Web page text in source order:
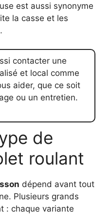
est aussi synonyme
la casse et les
contacter une
et local comme
aider, que ce soit
ou un entretien.
de
roulant
dépend avant tout
Plusieurs grands
: chaque variante